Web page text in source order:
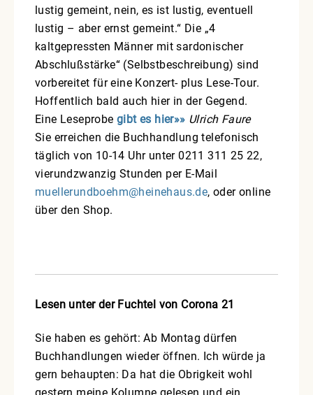
lustig gemeint, nein, es ist lustig, eventuell
lustig – aber ernst gemeint.“ Die „4
kaltgepressten Männer mit sardonischer
Abschlußstärke“ (Selbstbeschreibung) sind
vorbereitet für eine Konzert- plus Lese-Tour.
Hoffentlich bald auch hier in der Gegend.
Eine Leseprobe gibt es hier»» Ulrich Faure
Sie erreichen die Buchhandlung telefonisch
täglich von 10-14 Uhr unter 0211 311 25 22,
vierundzwanzig Stunden per E-Mail
muellerundboehm@heinehaus.de, oder online
über den Shop.
Lesen unter der Fuchtel von Corona 21
Sie haben es gehört: Ab Montag dürfen
Buchhandlungen wieder öffnen. Ich würde ja
gern behaupten: Da hat die Obrigkeit wohl